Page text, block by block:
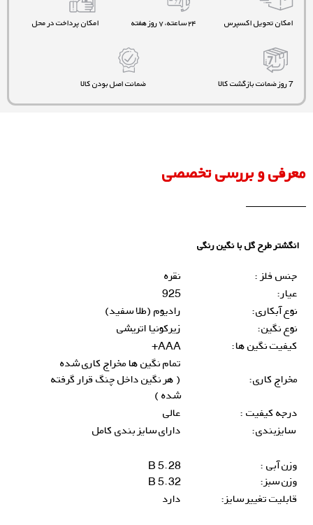
امکان تحویل اکسپرس ۲۴ ساعته، ۷ روز هفته امکان پرداخت در محل
7 روز ضمانت بازگشت کالا ضمانت اصل بودن کالا
معرفی و بررسی تخصصی
انگشتر طرح‌ گل با نگین رنگی
جنس فلز :
نقره
عیار:
925
نوع آبکاری:
رادیوم (طلا سفید)
نوع نگین:
زیرکونیا اتریشی
کیفیت نگین ها:
AAA+
مخراج کاری:
تمام نگین ها مخراج کاری شده
( هر نگین داخل چنگ قرار گرفته
شده )
درجه کیفیت :
عالی
سایزبندی:
دارای سایز بندی کامل
وزن آبی :
وزن سبز:
5.28 B
5.32 B
قابلیت تغییر سایز:
دارد